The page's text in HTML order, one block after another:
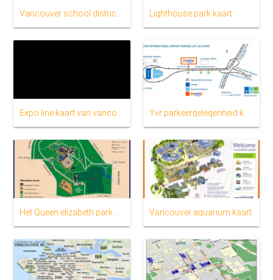
Vancouver school district kaart Lighthouse park kaart
Yvr parkeergelegenheid kaart
Vancouver aquarium kaart